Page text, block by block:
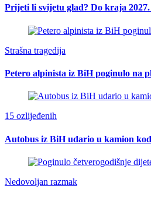
Prijeti li svijetu glad? Do kraja
Strašna tragedija
Petero alpinista iz BiH poginulo na
15 ozlijeđenih
Autobus iz BiH udario u kamion
Nedovoljan razmak